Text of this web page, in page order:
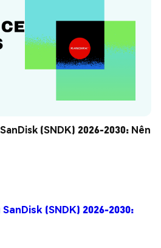
(SNDK) 2026-2030: Nên
(SNDK) 2026-2030: